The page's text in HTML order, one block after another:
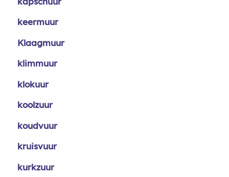
keermuur
Klaagmuur
klimmuur
klokuur
koolzuur
koudvuur
kruisvuur
kurkzuur